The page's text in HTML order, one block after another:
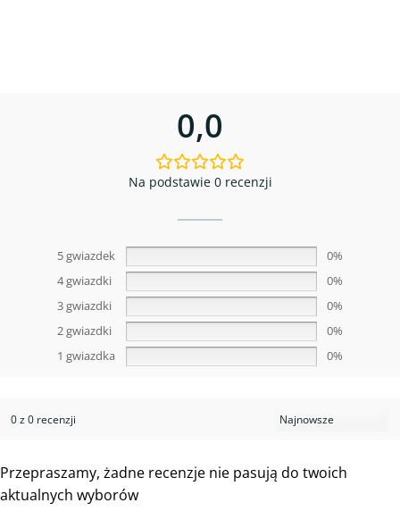
0,0
Na podstawie 0 recenzji
5 gwiazdek
0%
4 gwiazdki
0%
3 gwiazdki
0%
2 gwiazdki
0%
1 gwiazdka
0%
0 z 0 recenzji
Przepraszamy, żadne recenzje nie pasują do twoich
aktualnych wyborów